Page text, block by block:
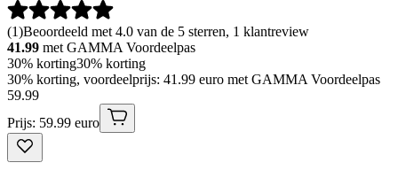
(1)Beoordeeld met 4.0 van de 5 sterren, 1 klantreview
41.99 met GAMMA Voordeelpas
30% korting30% korting
30% korting, voordeelprijs: 41.99 euro met GAMMA Voordeelpas
59.99
Prijs: 59.99 euro